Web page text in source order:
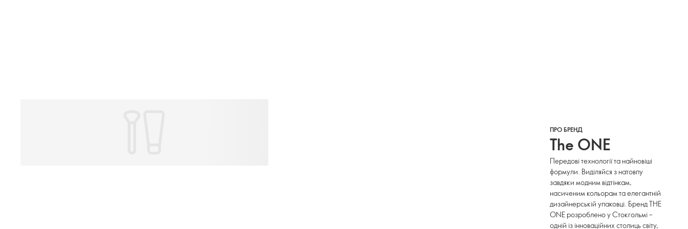
ПРО БРЕНД
The ONE
Передові технології та найновіші
формули. Виділяйся з натовпу
завдяки модним відтінкам,
насиченим кольорам та елегантній
дизайнерській упаковці. Бренд THE
ONE розроблено у Стокгольмі –
одній із інноваційних столиць світу,